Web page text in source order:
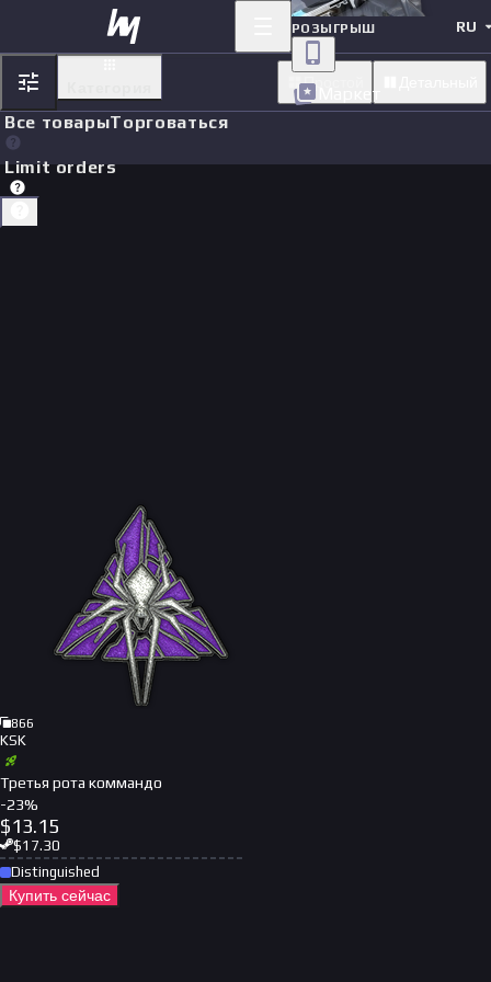
РОЗЫГРЫШ
Маркет
RU
Простой
Все товарыТорговаться
Limit orders
866
KSK
Третья рота коммандо
-23%
$13.15
$17.30
Distinguished
Купить сейчас